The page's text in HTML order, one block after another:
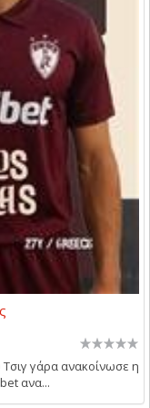
γάρα ανακοίνωσε η
ανα...